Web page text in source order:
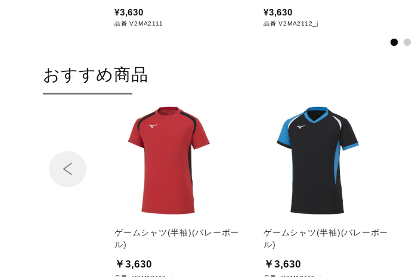
¥3,630
品番 V2MA2111
¥3,630
品番 V2MA2112_j
おすすめ商品
ゲームシャツ(半袖)(バレーボー
ル)
￥3,630
ゲームシャツ(半袖)(バレーボー
ル)
￥3,630